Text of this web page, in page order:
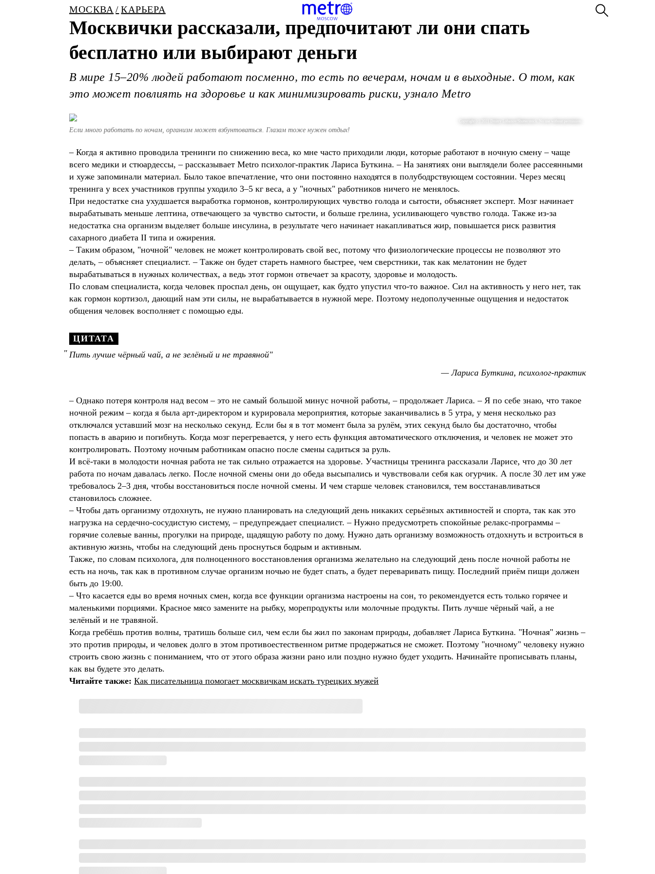
МОСКВА КАРЬЕРА
Москвички рассказали, предпочитают ли они спать
бесплатно или выбирают деньги
В мире 15–20% людей работают посменно, то есть по вечерам, ночам и в выходные. О том, как
это может повлиять на здоровье и как минимизировать риски, узнало Metro
Copyright (c) 2021 Dmitry Lobanov/Shutterstock. No use without permission.
Если много работать по ночам, организм может взбунтоваться. Глазам тоже нужен отдых!
– Когда я активно проводила тренинги по снижению веса, ко мне часто приходили люди, которые работают в ночную смену – чаще
всего медики и стюардессы, – рассказывает Metro психолог-практик Лариса Буткина. – На занятиях они выглядели более рассеянными
и хуже запоминали материал. Было такое впечатление, что они постоянно находятся в полубодрствующем состоянии. Через месяц
тренинга у всех участников группы уходило 3–5 кг веса, а у "ночных" работников ничего не менялось.
При недостатке сна ухудшается выработка гормонов, контролирующих чувство голода и сытости, объясняет эксперт. Мозг начинает
вырабатывать меньше лептина, отвечающего за чувство сытости, и больше грелина, усиливающего чувство голода. Также из-за
недостатка сна организм выделяет больше инсулина, в результате чего начинает накапливаться жир, повышается риск развития
сахарного диабета II типа и ожирения.
– Таким образом, "ночной" человек не может контролировать свой вес, потому что физиологические процессы не позволяют это
делать, – объясняет специалист. – Также он будет стареть намного быстрее, чем сверстники, так как мелатонин не будет
вырабатываться в нужных количествах, а ведь этот гормон отвечает за красоту, здоровье и молодость.
По словам специалиста, когда человек проспал день, он ощущает, как будто упустил что-то важное. Сил на активность у него нет, так
как гормон кортизол, дающий нам эти силы, не вырабатывается в нужной мере. Поэтому недополученные ощущения и недостаток
общения человек восполняет с помощью еды.
ЦИТАТА
Пить лучше чёрный чай, а не зелёный и не травяной
— Лариса Буткина, психолог-практик
– Однако потеря контроля над весом – это не самый большой минус ночной работы, – продолжает Лариса. – Я по себе знаю, что такое
ночной режим – когда я была арт-директором и курировала мероприятия, которые заканчивались в 5 утра, у меня несколько раз
отключался уставший мозг на несколько секунд. Если бы я в тот момент была за рулём, этих секунд было бы достаточно, чтобы
попасть в аварию и погибнуть. Когда мозг перегревается, у него есть функция автоматического отключения, и человек не может это
контролировать. Поэтому ночным работникам опасно после смены садиться за руль.
И всё-таки в молодости ночная работа не так сильно отражается на здоровье. Участницы тренинга рассказали Ларисе, что до 30 лет
работа по ночам давалась легко. После ночной смены они до обеда высыпались и чувствовали себя как огурчик. А после 30 лет им уже
требовалось 2–3 дня, чтобы восстановиться после ночной смены. И чем старше человек становился, тем восстанавливаться
становилось сложнее.
– Чтобы дать организму отдохнуть, не нужно планировать на следующий день никаких серьёзных активностей и спорта, так как это
нагрузка на сердечно-сосудистую систему, – предупреждает специалист. – Нужно предусмотреть спокойные релакс-программы –
горячие солевые ванны, прогулки на природе, щадящую работу по дому. Нужно дать организму возможность отдохнуть и встроиться в
активную жизнь, чтобы на следующий день проснуться бодрым и активным.
Также, по словам психолога, для полноценного восстановления организма желательно на следующий день после ночной работы не
есть на ночь, так как в противном случае организм ночью не будет спать, а будет переваривать пищу. Последний приём пищи должен
быть до 19:00.
– Что касается еды во время ночных смен, когда все функции организма настроены на сон, то рекомендуется есть только горячее и
маленькими порциями. Красное мясо замените на рыбку, морепродукты или молочные продукты. Пить лучше чёрный чай, а не
зелёный и не травяной.
Когда гребёшь против волны, тратишь больше сил, чем если бы жил по законам природы, добавляет Лариса Буткина. "Ночная" жизнь –
это против природы, и человек долго в этом противоестественном ритме продержаться не сможет. Поэтому "ночному" человеку нужно
строить свою жизнь с пониманием, что от этого образа жизни рано или поздно нужно будет уходить. Начинайте прописывать планы,
как вы будете это делать.
Читайте также: Как писательница помогает москвичкам искать турецких мужей